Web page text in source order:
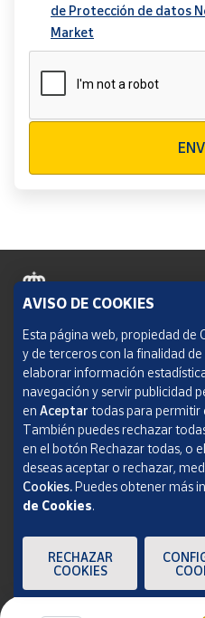
de Protección de datos
Market
Política de cookies
Aviso legal
Condiciones del servicio
Política de Privacidad Web
Informe de transparencia
SOCIEDAD ESTATAL CORREOS Y
AVISO DE COOKIES
Esta página web, propiedad de
y de terceros con la finalidad
elaborar información
navegación y servir publicidad
en Aceptar todas para permitir
También puedes rechazar
en el botón Rechazar todas, o
deseas aceptar o rechazar,
Cookies.Puedes obtener más
de Cookies.
RECHAZAR
COOKIES